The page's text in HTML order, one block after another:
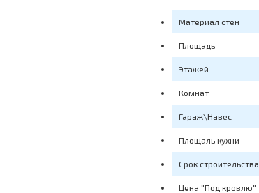
Материал стен
Площадь
Этажей
Комнат
Гараж\Навес
Площаль кухни
Срок строительства
Цена "Под кровлю"